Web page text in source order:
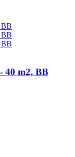
40 m2, BB